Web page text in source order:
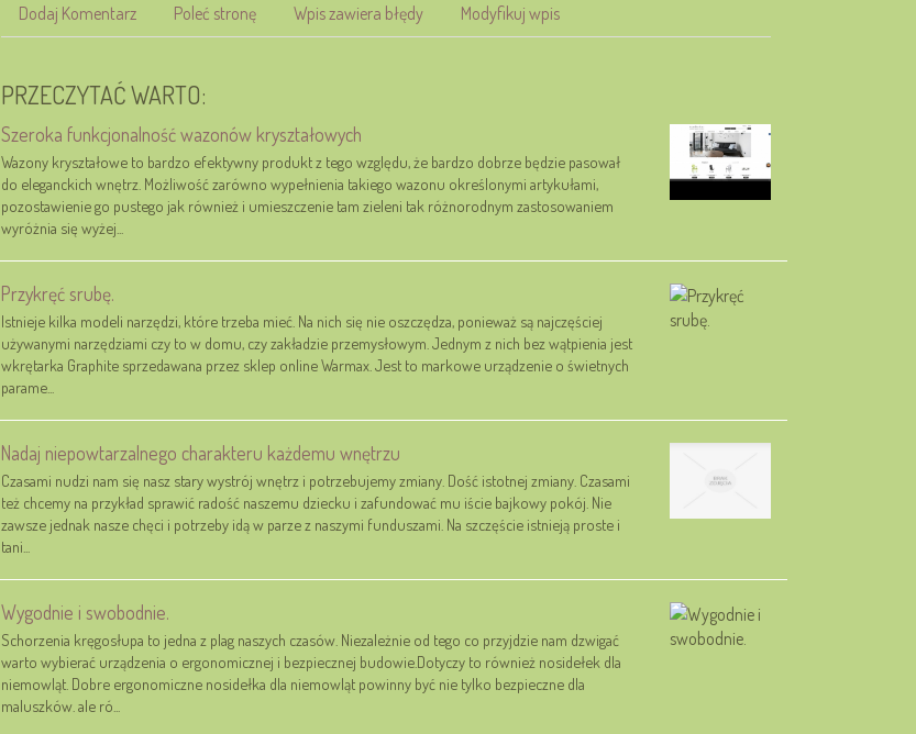
Dodaj Komentarz Poleć stronę Wpis zawiera błędy Modyfikuj wpis
PRZECZYTAĆ WARTO:
Szeroka funkcjonalność wazonów kryształowych
Wazony kryształowe to bardzo efektywny produkt z tego względu, że bardzo dobrze będzie pasował
do eleganckich wnętrz. Możliwość zarówno wypełnienia takiego wazonu określonymi artykułami,
pozostawienie go pustego jak również i umieszczenie tam zieleni tak różnorodnym zastosowaniem
wyróżnia się wyżej...
Przykręć srubę.
Istnieje kilka modeli narzędzi, które trzeba mieć. Na nich się nie oszczędza, ponieważ są najczęściej
używanymi narzędziami czy to w domu, czy zakładzie przemysłowym. Jednym z nich bez wątpienia jest
wkrętarka Graphite sprzedawana przez sklep online Warmax. Jest to markowe urządzenie o świetnych
parame...
Nadaj niepowtarzalnego charakteru każdemu wnętrzu
Czasami nudzi nam się nasz stary wystrój wnętrz i potrzebujemy zmiany. Dość istotnej zmiany. Czasami
też chcemy na przykład sprawić radość naszemu dziecku i zafundować mu iście bajkowy pokój. Nie
zawsze jednak nasze chęci i potrzeby idą w parze z naszymi funduszami. Na szczęście istnieją proste i
tani...
Wygodnie i swobodnie.
Schorzenia kręgosłupa to jedna z plag naszych czasów. Niezależnie od tego co przyjdzie nam dzwigać
warto wybierać urządzenia o ergonomicznej i bezpiecznej budowie.Dotyczy to również nosidełek dla
niemowląt. Dobre ergonomiczne nosidełka dla niemowląt powinny być nie tylko bezpieczne dla
maluszków. ale ró...